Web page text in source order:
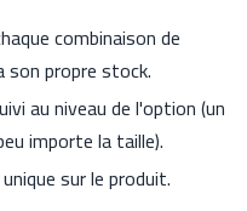
combinaison de
son propre stock.
au niveau de l'option (un
importe la taille).
sur le produit.